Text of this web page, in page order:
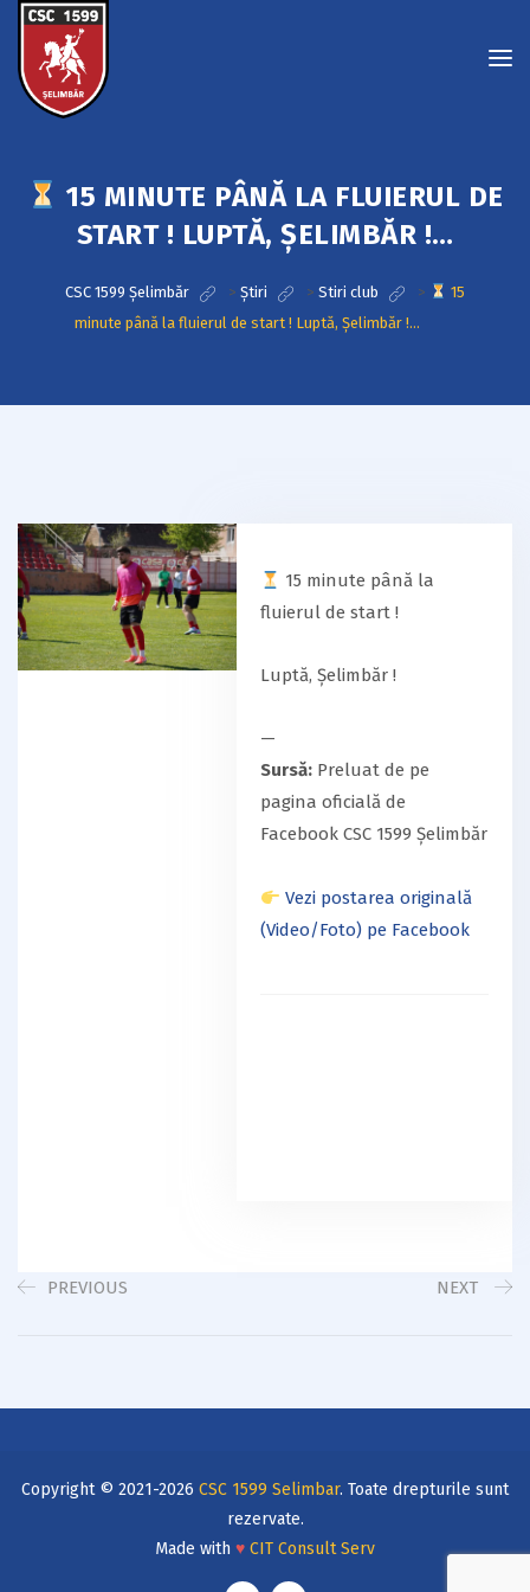
15 MINUTE PÂNĂ LA FLUIERUL DE
START ! LUPTĂ, ȘELIMBĂR !…
CSC 1599 Șelimbăr >Știri >Stiri club >
15
minute până la fluierul de start ! Luptă, Șelimbăr !…
15 minute până la
fluierul de start !
Luptă, Șelimbăr !
—
Sursă: Preluat de pe
pagina oficială de
Facebook CSC 1599 Șelimbăr
Vezi postarea originală
(Video/Foto) pe Facebook
PREVIOUS NEXT
Copyright © 2021-2026 CSC 1599 Selimbar. Toate drepturile sunt
rezervate.
Made with ♥ CIT Consult Serv